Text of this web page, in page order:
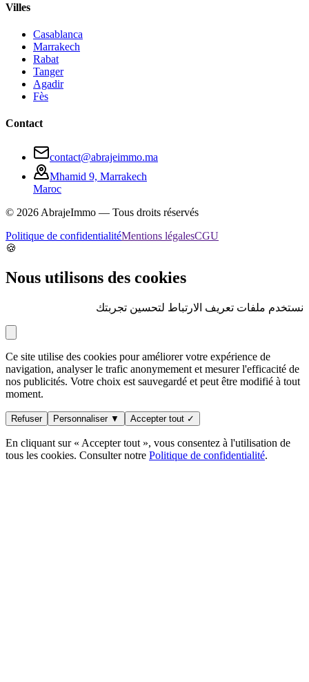
Villes
Casablanca
Marrakech
Rabat
Tanger
Agadir
Fès
Contact
contact@abrajeimmo.ma
Mhamid 9, Marrakech
Maroc
© 2026AbrajeImmo — Tous droits réservés
Politique de confidentialitéMentions légalesCGU
🍪
Nous utilisons des cookies
نستخدم ملفات تعريف الارتباط لتحسين تجربتك
Ce site utilise des cookies pour améliorer votre expérience de
navigation, analyser le trafic anonymement et mesurer l'efficacité de
nos publicités. Votre choix est sauvegardé et peut être modifié à tout
moment.
Refuser Personnaliser ▼ Accepter tout ✓
En cliquant sur « Accepter tout », vous consentez à l'utilisation de
tous les cookies. Consulter notre Politique de confidentialité.